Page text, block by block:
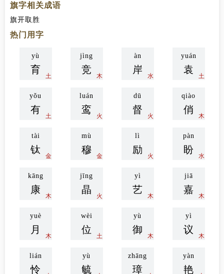
旗字相关成语
旗开取胜
热门用字
yù
育
土
jìng
竞
木
àn
岸
水
yuán
袁
土
yǒu
有
土
luán
鸾
火
dū
督
火
qiào
俏
木
tài
钛
金
mù
穆
金
lì
励
火
pàn
盼
水
kāng
康
木
jīng
晶
火
yì
艺
木
jiā
嘉
木
yuè
月
木
wèi
位
土
yù
御
木
yì
议
木
lián
怜
yù
毓
zhāng
璋
yàn
艳